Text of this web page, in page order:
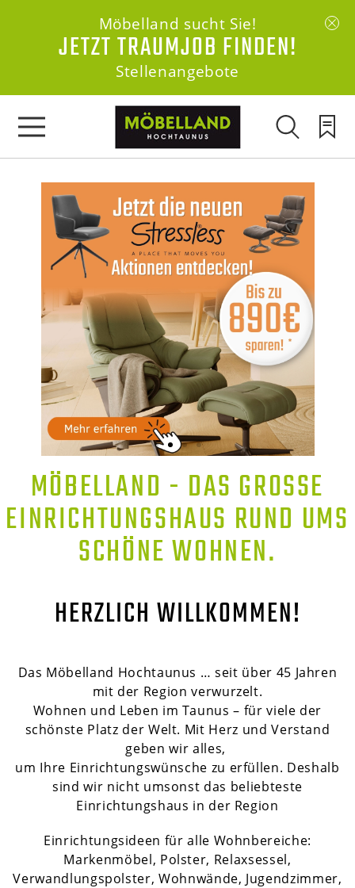
Möbelland sucht Sie!
JETZT TRAUMJOB FINDEN!
Stellenangebote
MÖBELLAND - DAS GROSSE E
INRICHTUNGSHAUS RUND UMS S
CHÖNE WOHNEN.
HERZLICH WILLKOMMEN!
Das Möbelland Hochtaunus … seit über 45 Jahren
mit der Region verwurzelt.
Wohnen und Leben im Taunus – für viele der
schönste Platz der Welt. Mit Herz und Verstand
geben wir alles,
um Ihre Einrichtungswünsche zu erfüllen. Deshalb
sind wir nicht umsonst das beliebteste
Einrichtungshaus in der Region
Einrichtungsideen für alle Wohnbereiche:
Markenmöbel, Polster, Relaxsessel,
Verwandlungspolster, Wohnwände, Jugendzimmer,